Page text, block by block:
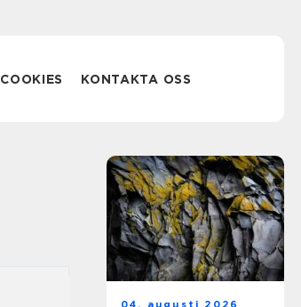
COOKIES KONTAKTA OSS
04. augusti 2026